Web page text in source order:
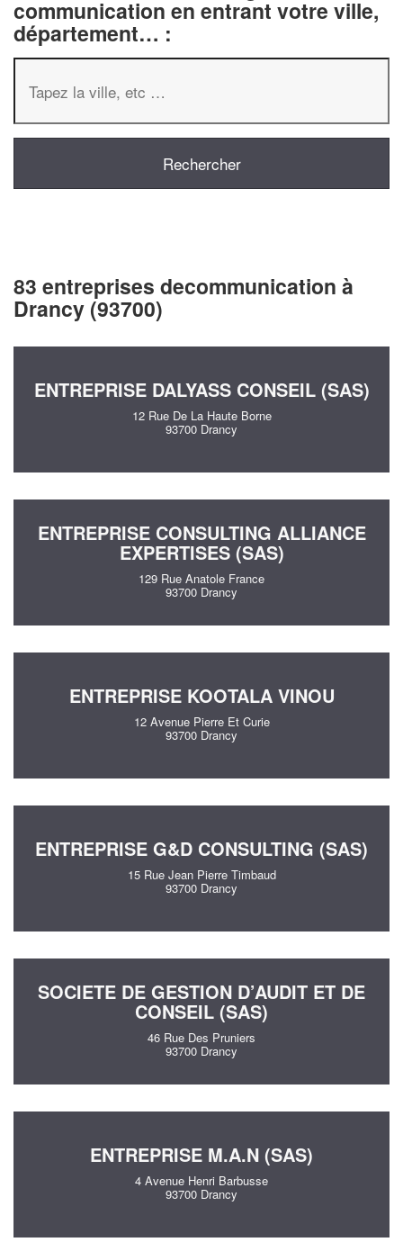
communication en entrant votre ville,
département… :
83 entreprises decommunication à
Drancy (93700)
ENTREPRISE DALYASS CONSEIL (SAS)
12 Rue De La Haute Borne
93700 Drancy
ENTREPRISE CONSULTING ALLIANCE
EXPERTISES (SAS)
129 Rue Anatole France
93700 Drancy
ENTREPRISE KOOTALA VINOU
12 Avenue Pierre Et Curie
93700 Drancy
ENTREPRISE G&D CONSULTING (SAS)
15 Rue Jean Pierre Timbaud
93700 Drancy
SOCIETE DE GESTION D’AUDIT ET DE
CONSEIL (SAS)
46 Rue Des Pruniers
93700 Drancy
ENTREPRISE M.A.N (SAS)
4 Avenue Henri Barbusse
93700 Drancy